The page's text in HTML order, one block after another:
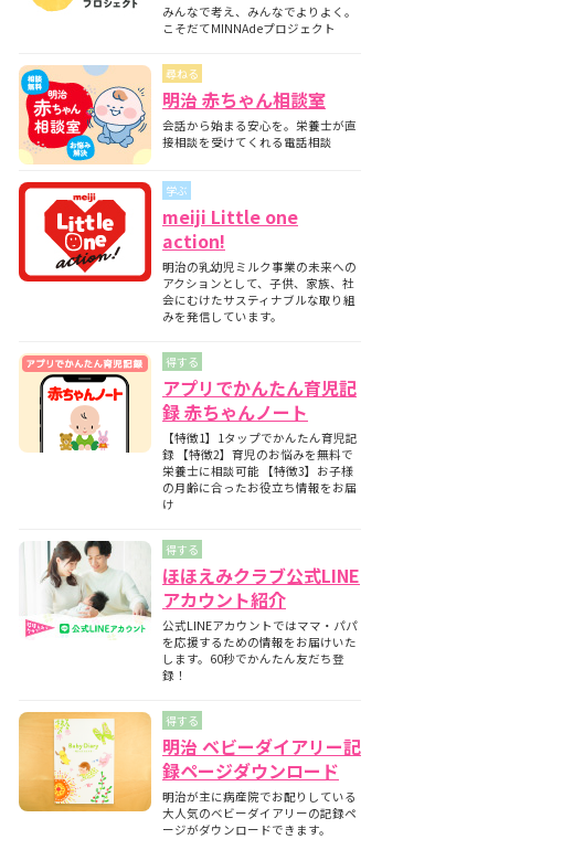
【医師監修】赤ちゃん（新生児）が便秘？原
因と家庭でできる解消方法、受診の目安につ
【助産師監修】離乳食の進め方とは？月齢
別・隔週のスケジュールやNG食材について
【助産師監修】離乳食はいつから始める？目
安時期と月齢別の離乳食の内容について
【医師監修】フォローアップミルクとは？母
乳やミルクとの違いについて
【看護師監修】フォローアップミルクはいつ
から始める？切り替えの目安と必要性を解説
【看護師監修】フォローアップミルクはいつ
まで飲ませる？タイミングの目安と注意点
みんなで考え、みんなでよりよく。
こそだてMINNAdeプロジェクト
尋ねる
明治 赤ちゃん相談室
会話から始まる安心を。栄養士が直
接相談を受けてくれる電話相談
学ぶ
meiji Little one
action!
明治の乳幼児ミルク事業の未来への
アクションとして、子供、家族、社
会にむけたサスティナブルな取り組
みを発信しています。
得する
アプリでかんたん育児記
録 赤ちゃんノート
【特徴1】1タップでかんたん育児記
録 【特徴2】育児のお悩みを無料で
栄養士に相談可能 【特徴3】お子様
の月齢に合ったお役立ち情報をお届
け
得する
ほほえみクラブ公式LINE
アカウント紹介
公式LINEアカウントではママ・パパ
を応援するための情報をお届けいた
します。60秒でかんたん友だち登
録！
得する
明治 ベビーダイアリー記
録ページダウンロード
明治が主に病産院でお配りしている
大人気のベビーダイアリーの記録ペ
ージがダウンロードできます。